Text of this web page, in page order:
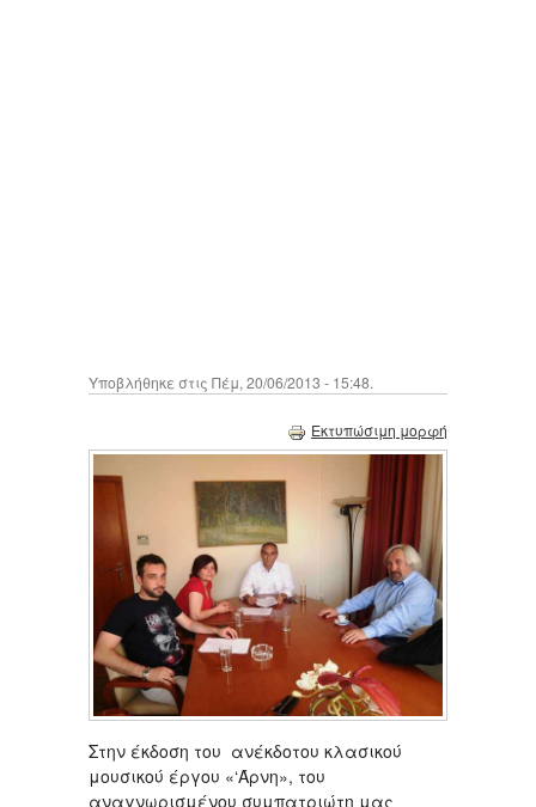
Υποβλήθηκε στις Πέμ, 20/06/2013 - 15:48.
Εκτυπώσιμη μορφή
Στην έκδοση του ανέκδοτου κλασικού
μουσικού έργου «‘Άρνη», του
αναγνωρισμένου συμπατριώτη μας